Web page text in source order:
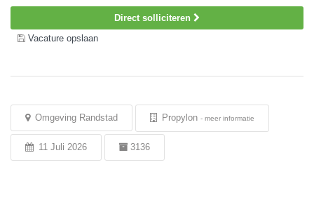
Direct solliciteren
Vacature opslaan
Omgeving Randstad Propylon - meer informatie
11 Juli 2026 3136